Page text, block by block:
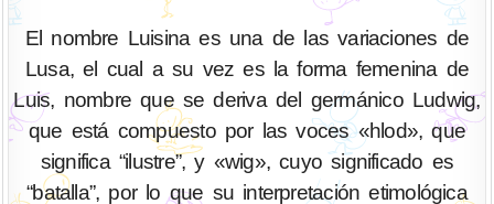
El nombre Luisina es una de las variaciones de
Lusa, el cual a su vez es la forma femenina de
Luis, nombre que se deriva del germánico Ludwig,
que está compuesto por las voces «hlod», que
significa “ilustre”, y «wig», cuyo significado es
“batalla”, por lo que su interpretación etimológica